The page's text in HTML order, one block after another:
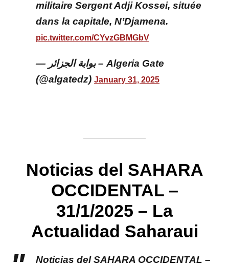
militaire Sergent Adji Kossei, située
dans la capitale, N’Djamena.
pic.twitter.com/CYvzGBMGbV
— بوابة الجزائر – Algeria Gate
(@algatedz) January 31, 2025
Noticias del SAHARA
OCCIDENTAL –
31/1/2025 – La
Actualidad Saharaui
Noticias del SAHARA OCCIDENTAL –